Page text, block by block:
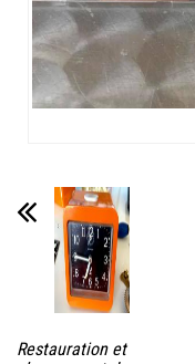
Restauration et